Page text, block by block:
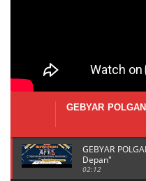
GEBYAR
GEBYAR
Depan"
02:12